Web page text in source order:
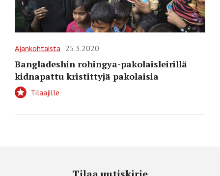
Ajankohtaista 25.3.2020
Bangladeshin rohingya-pakolaisleirillä
kidnapattu kristittyjä pakolaisia
Tilaajille